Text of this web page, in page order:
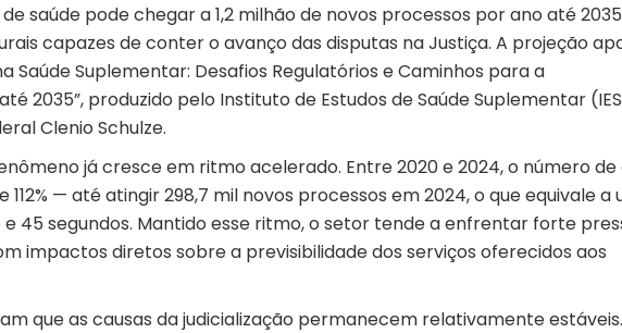
saúde pode chegar a 1,2 milhão de novos processos por ano até
capazes de conter o avanço das disputas na Justiça. A projeção
Saúde Suplementar: Desafios Regulatórios e Caminhos para a
2035”, produzido pelo Instituto de Estudos de Saúde Suplementar
Clenio Schulze.
já cresce em ritmo acelerado. Entre 2020 e 2024, o número de
— até atingir 298,7 mil novos processos em 2024, o que equivale a
e 45 segundos. Mantido esse ritmo, o setor tende a enfrentar forte
impactos diretos sobre a previsibilidade dos serviços oferecidos aos
que as causas da judicialização permanecem relativamente estáveis.